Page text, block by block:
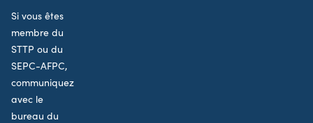
Si vous êtes
membre du
STTP ou du
SEPC-AFPC,
communiquez
avec le
bureau du